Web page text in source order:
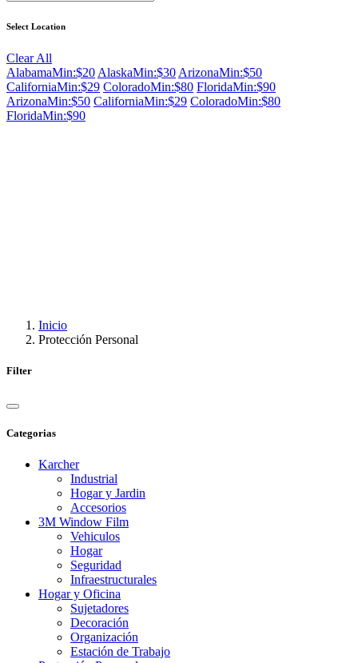
Select Location
Clear All
AlabamaMin:$20 AlaskaMin:$30 ArizonaMin:$50
CaliforniaMin:$29 ColoradoMin:$80 FloridaMin:$90
ArizonaMin:$50 CaliforniaMin:$29 ColoradoMin:$80
FloridaMin:$90
Inicio
Protección Personal
Filter
Categorias
Karcher
Industrial
Hogar y Jardin
Accesorios
3M Window Film
Vehiculos
Hogar
Seguridad
Infraestructurales
Hogar y Oficina
Sujetadores
Decoración
Organización
Estación de Trabajo